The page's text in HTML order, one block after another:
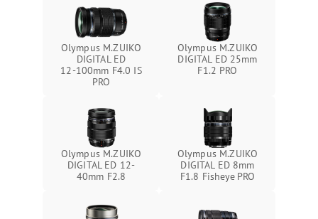
Olympus M.ZUIKO
DIGITAL ED
12‑100mm F4.0 IS
PRO
Olympus M.ZUIKO
DIGITAL ED 25mm
F1.2 PRO
Olympus M.ZUIKO
DIGITAL ED 12-
40mm F2.8
Olympus M.ZUIKO
DIGITAL ED 8mm
F1.8 Fisheye PRO